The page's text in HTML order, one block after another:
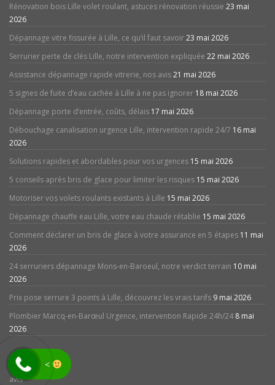
Rénovation bois Lille volet roulant, astuces rénovation réussie 23 mai
2026
Dépannage vitre fissurée à Lille, ce qu’il faut savoir23 mai 2026
Serrurier perte de clés Lille, notre intervention expliquée 22 mai 2026
Assistance dépannage rapide vitrerie, nos avis21 mai 2026
5 signes de fuite d’eau cachée à Lille à ne pas ignorer 18 mai 2026
Dépannage porte d’entrée, coûts, délais 17 mai 2026
Débouchage canalisation urgence Lille, intervention rapide 24/7 16 mai
2026
Solutions rapides et abordables pour vos urgences 15 mai 2026
5 conseils après bris de glace pour limiter les risques 15 mai 2026
Motoriser vos volets roulants existants à Lille 15 mai 2026
Dépannage chauffe eau Lille, votre eau chaude rétablie 15 mai 2026
Comment déclarer un bris de glace à votre assurance en 5 étapes 11 mai
2026
24 serruriers dépannage Mons-en-Baroeul, notre verdict terrain 10 mai
2026
Prix pose serrure 3 points à Lille, découvrez les vrais tarifs 9 mai 2026
Plombier Marcq-en-Barœul Urgence, intervention Rapide 24h/24 8 mai
2026
avis
<